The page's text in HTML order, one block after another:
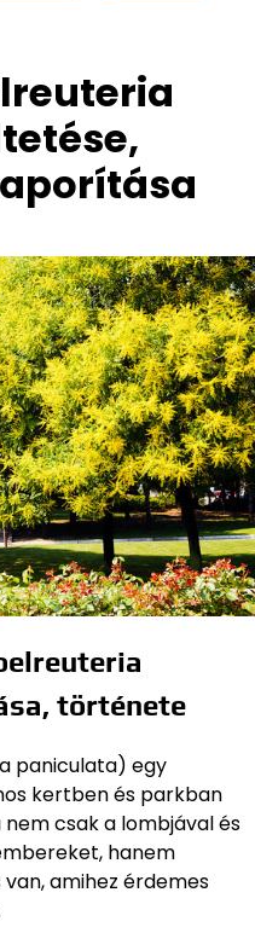
története
paniculata) egy
kertben és parkban
csak a lombjával és
hanem
amihez érdemes